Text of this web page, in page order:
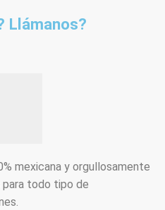
Llámanos?
mexicana y orgullosamente
para todo tipo de